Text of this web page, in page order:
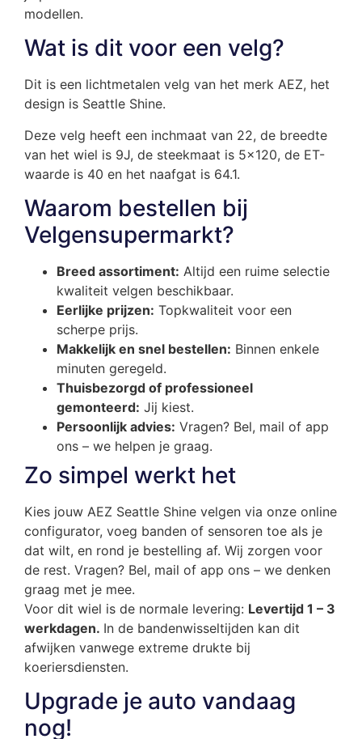
modellen.
Wat is dit voor een velg?
Dit is een lichtmetalen velg van het merk AEZ, het
design is Seattle Shine.
Deze velg heeft een inchmaat van 22, de breedte
van het wiel is 9J, de steekmaat is 5×120, de ET-
waarde is 40 en het naafgat is 64.1.
Waarom bestellen bij
Velgensupermarkt?
Breed assortiment: Altijd een ruime selectie
kwaliteit velgen beschikbaar.
Eerlijke prijzen: Topkwaliteit voor een
scherpe prijs.
Makkelijk en snel bestellen: Binnen enkele
minuten geregeld.
Thuisbezorgd of professioneel
gemonteerd: Jij kiest.
Persoonlijk advies: Vragen? Bel, mail of app
ons – we helpen je graag.
Zo simpel werkt het
Kies jouw AEZ Seattle Shine velgen via onze online
configurator, voeg banden of sensoren toe als je
dat wilt, en rond je bestelling af. Wij zorgen voor
de rest. Vragen? Bel, mail of app ons – we denken
graag met je mee.
Voor dit wiel is de normale levering: Levertijd 1 – 3
werkdagen. In de bandenwisseltijden kan dit
afwijken vanwege extreme drukte bij
koeriersdiensten.
Upgrade je auto vandaag
nog!